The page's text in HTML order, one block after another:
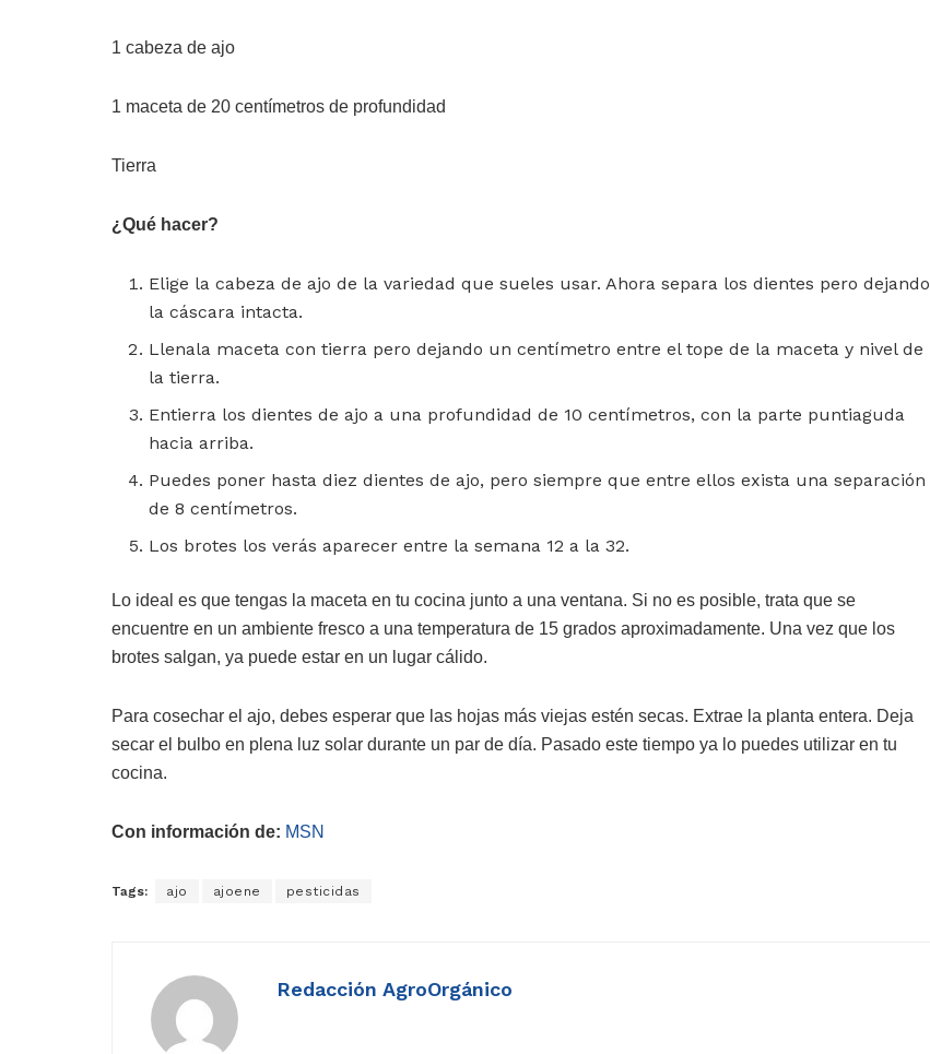
1 cabeza de ajo
1 maceta de 20 centímetros de profundidad
Tierra
¿Qué hacer?
Elige la cabeza de ajo de la variedad que sueles usar. Ahora separa los dientes pero dejando
la cáscara intacta.
Llenala maceta con tierra pero dejando un centímetro entre el tope de la maceta y nivel de
la tierra.
Entierra los dientes de ajo a una profundidad de 10 centímetros, con la parte puntiaguda
hacia arriba.
Puedes poner hasta diez dientes de ajo, pero siempre que entre ellos exista una separación
de 8 centímetros.
Los brotes los verás aparecer entre la semana 12 a la 32.
Lo ideal es que tengas la maceta en tu cocina junto a una ventana. Si no es posible, trata que se
encuentre en un ambiente fresco a una temperatura de 15 grados aproximadamente. Una vez que los
brotes salgan, ya puede estar en un lugar cálido.
Para cosechar el ajo, debes esperar que las hojas más viejas estén secas. Extrae la planta entera. Deja
secar el bulbo en plena luz solar durante un par de día. Pasado este tiempo ya lo puedes utilizar en tu
cocina.
Con información de: MSN
Tags: ajo ajoene pesticidas
Redacción AgroOrgánico